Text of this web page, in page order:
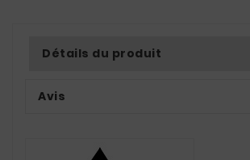
Détails du produit
Avis